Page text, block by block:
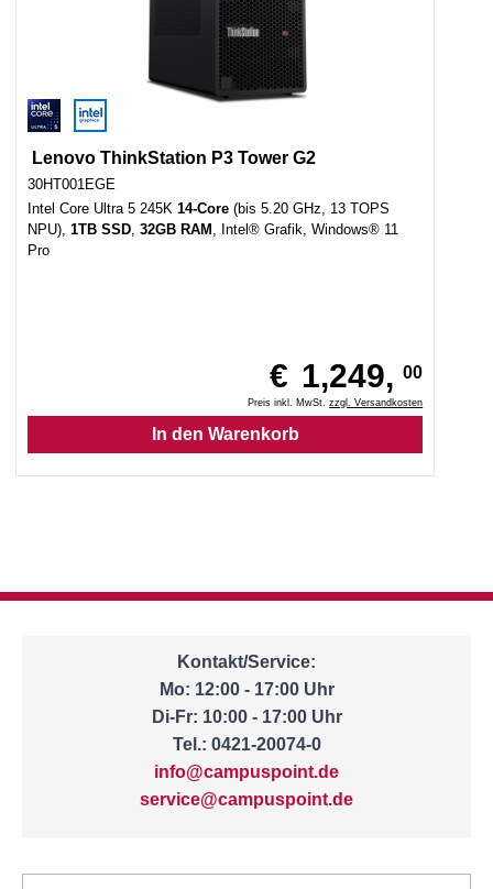
Lenovo ThinkStation P3 Tower G2
30HT001EGE
Intel Core Ultra 5 245K 14-Core (bis 5.20 GHz, 13 TOPS
NPU), 1TB SSD 32GB RAM
, Intel® Grafik, Windows® 11
Pro
€ 1,249, 00
Preis inkl. MwSt.zzgl. Versandkosten
Kontakt/Service:
Mo: 12:00 - 17:00 Uhr
Di-Fr: 10:00 - 17:00 Uhr
Tel.: 0421-20074-0
info@campuspoint.de
service@campuspoint.de